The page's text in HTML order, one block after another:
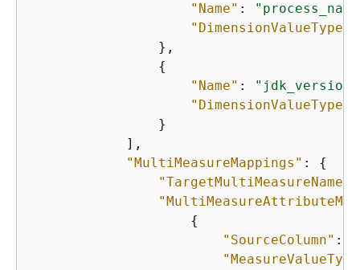
"Name" :
"DimensionValueType"
                },
{
"Name" : "jdk_version"
"DimensionValueType"
                }
            ],
"MultiMeasureMappings" : {
"TargetMultiMeasureName"
{
"SourceColumn" :